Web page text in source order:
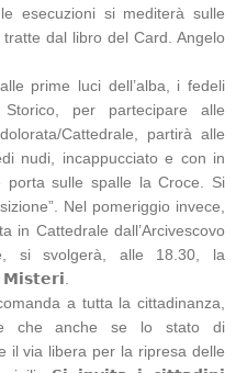
esecuzioni si mediterà sulle
dal libro del Card. Angelo
prime luci dell’alba, i fedeli
per partecipare alle
Cattedrale, partirà alle
nudi, incappucciato e con in
sulle spalle la Croce. Si
Nel pomeriggio invece,
in Cattedrale dall’Arcivescovo
si svolgerà, alle 18.30, la
a tutta la cittadinanza,
che anche se lo stato di
il via libera per la ripresa delle